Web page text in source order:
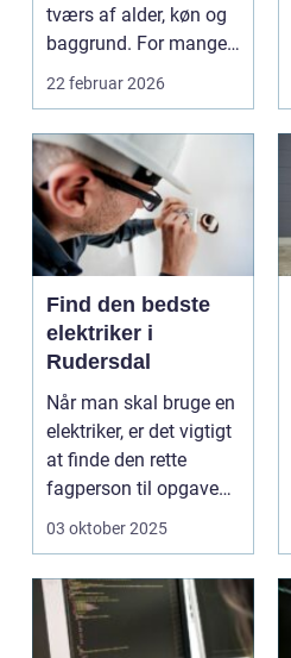
tværs af alder, køn og
baggrund. For mange
s...
22 februar 2026
Find den bedste
elektriker i
Rudersdal
Når man skal bruge en
elektriker, er det vigtigt
at finde den rette
fagperson til opgaven.
Is&...
03 oktober 2025